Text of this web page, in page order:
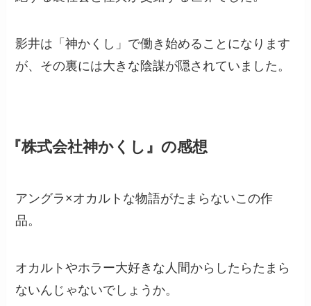
影井は「神かくし」で働き始めることになります
が、その裏には大きな陰謀が隠されていました。
『株式会社神かくし』の感想
アングラ×オカルトな物語がたまらないこの作
品。
オカルトやホラー大好きな人間からしたらたまら
ないんじゃないでしょうか。